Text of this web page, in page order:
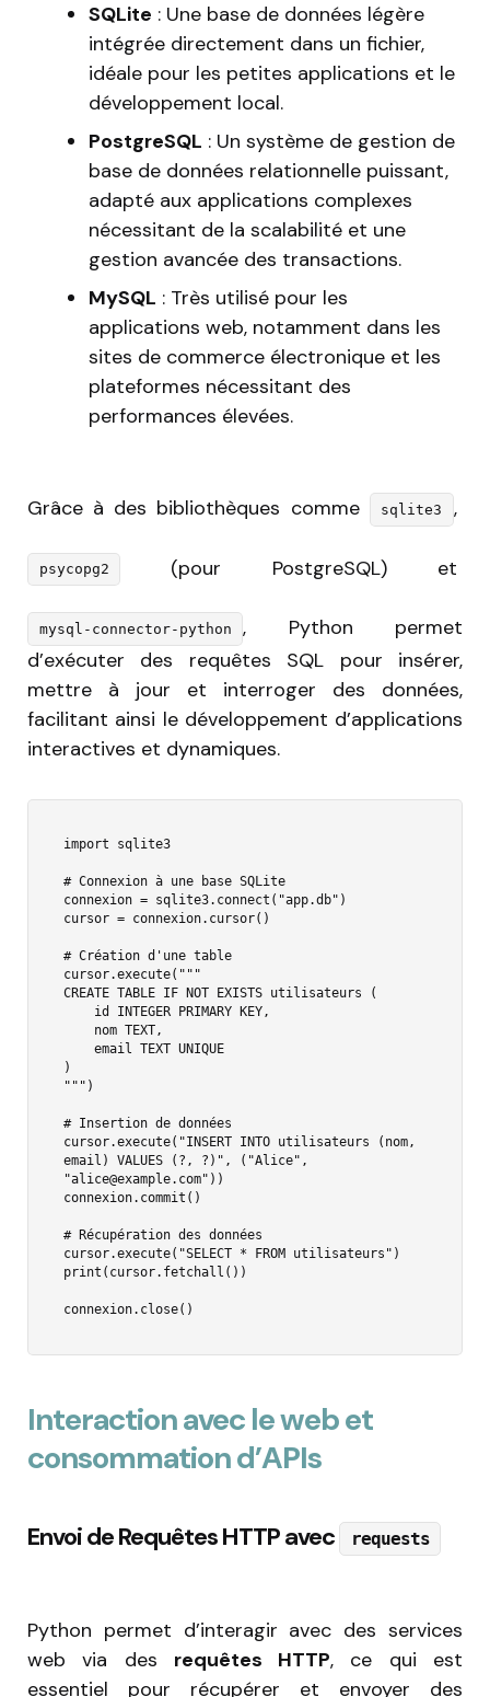
SQLite : Une base de données légère
intégrée directement dans un fichier,
idéale pour les petites applications et le
développement local.
PostgreSQL : Un système de gestion de
base de données relationnelle puissant,
adapté aux applications complexes
nécessitant de la scalabilité et une
gestion avancée des transactions.
MySQL : Très utilisé pour les
applications web, notamment dans les
sites de commerce électronique et les
plateformes nécessitant des
performances élevées.
Grâce à des bibliothèques comme sqlite3 ,
psycopg2 (pour PostgreSQL) et
mysql-connector-python
, Python permet
d’exécuter des requêtes SQL pour insérer,
mettre à jour et interroger des données,
facilitant ainsi le développement d’applications
interactives et dynamiques.
import sqlite3
# Connexion à une base SQLite
connexion = sqlite3.connect("app.db")
cursor = connexion.cursor()
# Création d'une table
cursor.execute("""
CREATE TABLE IF NOT EXISTS utilisateurs (
)
""")
# Insertion de données
cursor.execute("INSERT INTO utilisateurs (nom,
email) VALUES (?, ?)", ("Alice",
"alice@example.com"))
connexion.commit()
# Récupération des données
cursor.execute("SELECT * FROM utilisateurs")
print(cursor.fetchall())
connexion.close()
Interaction avec le web et
consommation d’APIs
Envoi de Requêtes HTTP avec requests
Python permet d’interagir avec des services
web via des requêtes HTTP, ce qui est
essentiel pour récupérer et envoyer des